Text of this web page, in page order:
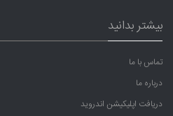
بیشتر بدانید
تماس با ما
درباره ما
دریافت اپلیکیشن اندروید